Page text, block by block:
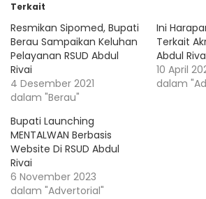
Terkait
Resmikan Sipomed, Bupati
Berau Sampaikan Keluhan
Pelayanan RSUD Abdul
Rivai
4 Desember 2021
dalam "Berau"
Ini
Terkait
Abdul
10 April
dalam
Bupati Launching
MENTALWAN Berbasis
Website Di RSUD Abdul
Rivai
6 November 2023
dalam "Advertorial"